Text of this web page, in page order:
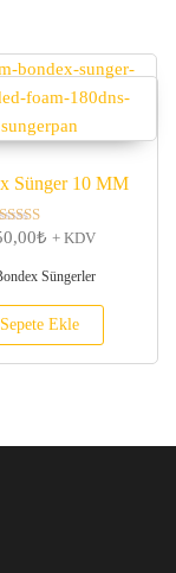
Sünger 10 MM
5 üzerinden
₺ + KDV
Süngerler
Sepete Ekle